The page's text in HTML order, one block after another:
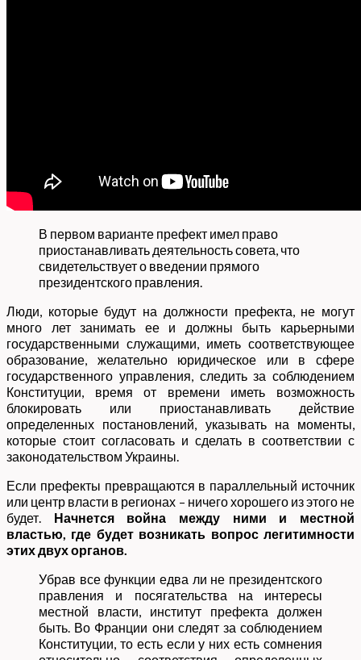
В первом варианте префект имел право
приостанавливать деятельность совета, что
свидетельствует о введении прямого
президентского правления.
Люди, которые будут на должности префекта, не могут
много лет занимать ее и должны быть карьерными
государственными служащими, иметь соответствующее
образование, желательно юридическое или в сфере
государственного управления, следить за соблюдением
Конституции, время от времени иметь возможность
блокировать или приостанавливать действие
определенных постановлений, указывать на моменты,
которые стоит согласовать и сделать в соответствии с
законодательством Украины.
Если префекты превращаются в параллельный источник
или центр власти в регионах – ничего хорошего из этого не
будет. Начнется война между ними и местной
властью, где будет возникать вопрос легитимности
этих двух органов.
Убрав все функции едва ли не президентского
правления и посягательства на интересы
местной власти, институт префекта должен
быть. Во Франции они следят за соблюдением
Конституции, то есть если у них есть сомнения